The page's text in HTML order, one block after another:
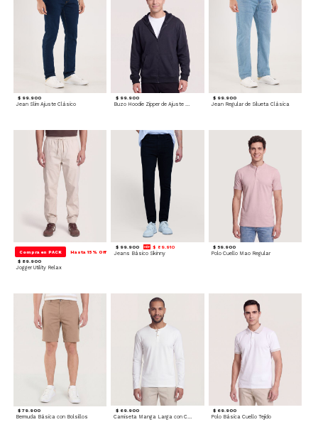
$ 99.900
Jean Slim Ajuste Clásico
$ 99.900 $ 99.900
Jean Regular de Silueta Clásica
Compra en PACK Hasta 15% Off
$ 89.900
Jogger Utility Relax
$ 99.900 $ 89.910
Jeans Básico Skinny
$ 59.900
Polo Cuello Mao Regular
$ 79.900
Bermuda Básica con Bolsillos
$ 69.900
Camiseta Manga Larga con Cuello Henley
$ 69.900
Polo Básica Cuello Tejido